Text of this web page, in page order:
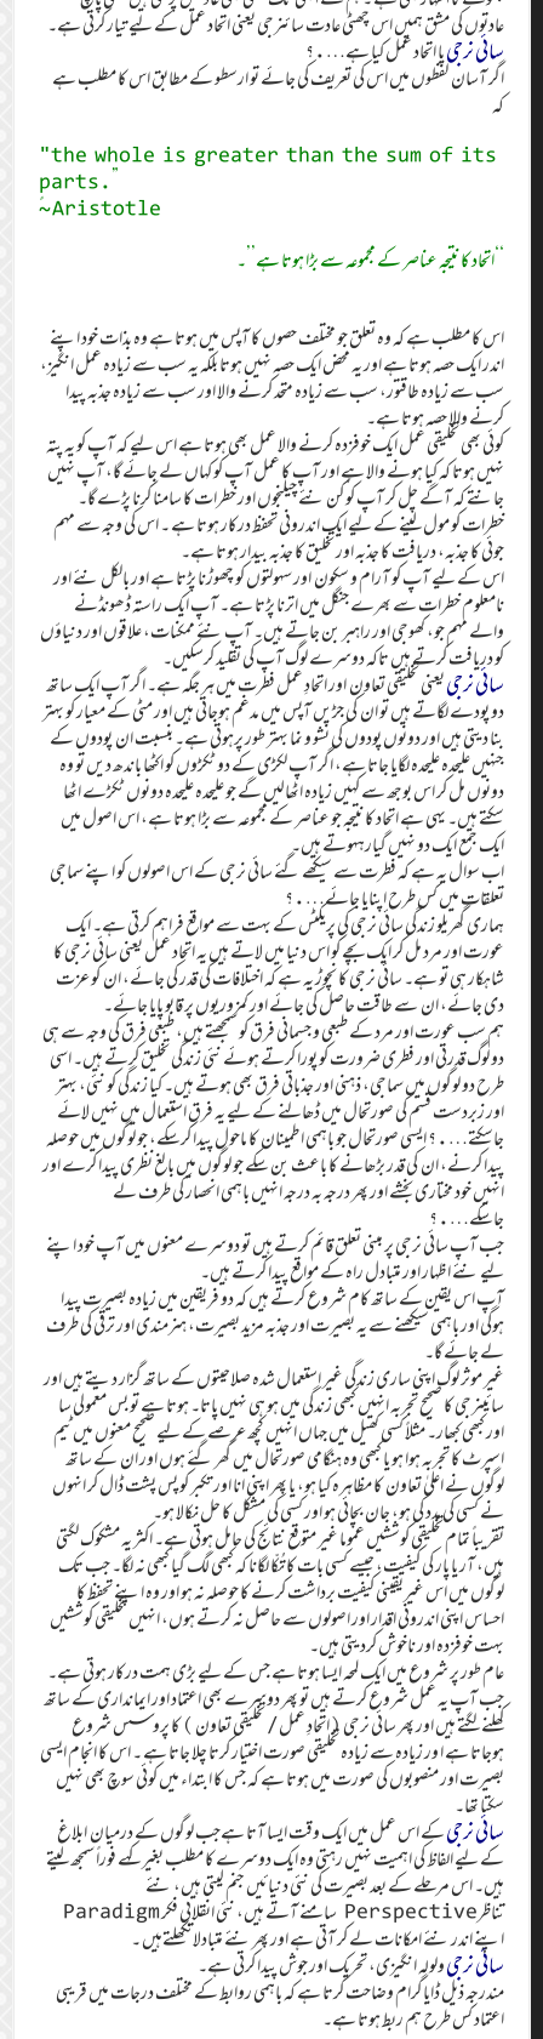
عادتوں کی مشق ہمیں اس چھٹی عادت سائنرجی یعنی اتحاد عمل کے لیے تیار کرتی ہے۔
سائی نرجییا اتحاد عمل کیا ہے….؟
اگر آسان لفظوں میں اس کی تعریف کی جائے تو ارسطو کے مطابق اس کا مطلب ہے
کہ
"the whole is greater than the sum of its
parts.”
~ً Aristotle
‘‘اتحاد کا نتیجہ عناصر کے مجموعہ سے بڑا ہوتا ہے’’۔
اس کا مطلب ہے کہ وہ تعلق جو مختلف حصوں کا آپس میں ہوتا ہے وہ بذات خود اپنے
اندر ایک حصہ ہوتا ہے اور یہ محض ایک حصہ نہیں ہوتا بلکہ یہ سب سے زیادہ عمل انگیز،
سب سے زیادہ طاقتور، سب سے زیادہ متحد کرنے والا اور سب سے زیادہ جذبہ پیدا
کرنے والا حصہ ہوتا ہے۔
کوئی بھی تخلیقی عمل ایک خوفزدہ کرنے والا عمل بھی ہوتا ہے اس لیے کہ آپ کو یہ پتہ
نہیں ہوتا کہ کیا ہونے والا ہے اور آپ کا عمل آپ کو کہاں لے جائے گا، آپ نہیں
جانتے کہ آگے چل کر آپ کو کن نئے چیلنجوں اور خطرات کا سامنا کرنا پڑے گا۔
خطرات کو مول لینے کے لیے ایک اندرونی تحفظ درکار ہوتا ہے ۔ اس کی وجہ سے مہم
جوئی کا جذبہ، دریافت کا جذبہ اور تخلیق کا جذبہ بیدار ہوتا ہے۔
اس کے لیے آپ کو آرام و سکون اور سہولتوں کو چھوڑنا پڑتا ہے اور بالکل نئے اور
نامعلوم خطرات سے بھرے جنگل میں اترنا پڑتا ہے۔ آپ ایک راستہ ڈھونڈنے
والے مہم جو، کھوجی اور راہبر بن جاتے ہیں۔ آپ نئے ممکنات، علاقوں اور دنیاؤں
کو دریافت کرتے ہیں تاکہ دوسرے لوگ آپ کی تقلید کرسکیں۔
سائی نرجییعنی تخلیقی تعاون اور اتحادِ عمل فطرت میں ہر جگہ ہے۔ اگر آپ ایک ساتھ
دو پودے لگاتے ہیں تو ان کی جڑیں آپس میں مدغم ہوجاتی ہیں اور مٹی کے معیار کو بہتر
بنا دیتی ہیں اور دونوں پودوں کی نشو و نما بہتر طور پرہوتی ہے۔ بنسبت ان پودوں کے
جنہیں علیحدہ علیحدہ لگایا جاتا ہے، اگر آپ لکڑی کے دو ٹکڑوں کو اکٹھا باندھ دیں تو وہ
دونوں مل کر اس بوجھ سے کہیں زیادہ اٹھالیں گے جو علیحدہ علیحدہ دونوں ٹکڑے اٹھا
سکتے ہیں۔ یہی ہے اتحاد کا نتیجہ جو عناصر کے مجموعہ سے بڑا ہوتا ہے، اس اصول میں
ایک جمع ایک دو نہیں گیارہہوتے ہیں۔
اب سوال یہ ہے کہ فطرت سے سیکھے گئے سائی نرجی کے اس اصولوں کو اپنے سماجی
تعلقات میں کس طرح اپنایا جائے….؟
ہماری گھریلو زندگی سائی نرجی کی پریکٹس کے بہت سے مواقع فراہم کرتی ہے۔ ایک
عورت اور مرد مل کر ایک بچے کو اس دنیا میں لاتے ہیں یہ اتحاد عمل یعنی سائی نرجی کا
شاہکار ہی تو ہے۔ سائی نرجی کا نچوڑ یہ ہے کہ اختلافات کی قدر کی جائے، ان کو عزت
دی جائے، ان سے طاقت حاصل کی جائے اور کمزوریوں پر قابو پایا جائے۔
ہم سب عورت اور مرد کے طبعی و جسمانی فرق کو سمجھتے ہیں، طبعی فرق کی وجہ سے ہی
دو لوگ قدرتی اور فطری ضرورت کو پورا کرتے ہوئے نئی زندگی تخلیق کرتے ہیں۔ اسی
طرح دو لوگوں میں سماجی، ذہنی اور جذباتی فرق بھی ہوتے ہیں۔ کیا زندگی کو نئی، بہتر
اور زبردست قسم کی صورتحال میں ڈھالنے کے لیے یہ فرق استعمال میں نہیں لائے
جاسکتے….؟ ایسی صورتحال جو باہمی اطمینان کا ماحول پیدا کرسکے، جو لوگوں میں حوصلہ
پیدا کرنے، ان کی قدر بڑھانے کا باعث بن سکے جو لوگوں میں بالغ نظری پیدا کرے اور
انہیں خود مختاری بخشے اور پھر درجہ بہ درجہ انہیں باہمی انحصار کی طرف لے
جاسکے….؟
جب آپ سائی نرجی پر مبنی تعلق قائم کرتے ہیں تو دوسرے معنوں میں آپ خود اپنے
لیے نئے اظہار اور متبادل راہ کے مواقع پیدا کرتے ہیں۔
آپ اس یقین کے ساتھ کام شروع کرتے ہیں کہ دو فریقین میں زیادہ بصیرت پیدا
ہوگی اور باہمی سیکھنے سے یہ بصیرت اور جذبہ مزید بصیرت، ہنرمندی اور ترقی کی طرف
لے جائے گا۔
غیر موثر لوگ اپنی ساری زندگی غیر استعمال شدہ صلاحیتوں کے ساتھ گزار دیتے ہیں اور
سائینرجی کا صحیح تجربہ انہیں کبھی زندگی میں ہو ہی نہیں پاتا۔ ہوتا ہے تو بس معمولی سا
اور کبھی کبھار۔ مثلاً کسی کھیل میں جہاں انہیں کچھ عرصے کے لیے صحیح معنوں میں ٹیم
اسپرٹ کا تجربہ ہوا ہو یا کبھی وہ ہنگامی صورتحال میں گھر گئے ہوں اور ان کے ساتھ
لوگوں نے اعلیٰ تعاون کا مظاہرہ کیا ہو، یا پھر اپنی انا اور تکبر کو پس پشت ڈال کر انہوں
نے کسی کی مدد کی ہو، جان بچائی ہو اور کسی کی مشکل کا حل نکالا ہو۔
تقریباً تمام تخلیقی کوششیں عموما غیر متوقع نتائج کی حامل ہوتی ہے۔ اکثر یہ مشکوک لگتی
ہیں، آر یا پار کی کیفیت، جیسے کسی بات کا تُکّا لگانا کہ کبھی لگ گیا کبھی نہ لگا۔ جب تک
لوگوں میں اس غیریقینی کیفیت برداشت کرنے کا حوصلہ نہ ہو اور وہ اپنے تحفظ کا
احساس اپنی اندرونی اقدار اور اصولوں سے حاصل نہ کرتے ہوں، انہیں تخلیقی کوششیں
بہت خوفزدہ اور ناخوش کردیتی ہیں۔
عام طور پر شروع میں ایک لمحہ ایسا ہوتا ہے جس کے لیے بڑی ہمت درکار ہوتی ہے۔
جب آپ یہ عمل شروع کرتے ہیں تو پھر دوسرے بھی اعتماد اور ایمانداری کے ساتھ
کھلنے لگتے ہیں اور پھر سائی نرجی (اتحادِ عمل/ تخلیقی تعاون) کا پروسس شروع
ہوجاتا ہے ا ور زیادہ سے زیادہ تخلیقی صورت اختیار کرتا چلا جاتا ہے ۔ اس کا انجام ایسی
بصیرت اور منصوبوں کی صورت میں ہوتا ہے کہ جس کا ابتداء میں کوئی سوچ بھی نہیں
سکتا تھا۔
سائی نرجیکے اس عمل میں ایک وقت ایسا آتا ہےجب لوگوں کے درمیان ابلاغ
کے لیے الفاظ کی اہمیت نہیں رہتی وہ ایک دوسرے کا مطلب بغیر کہے فوراً سمجھ لیتے
ہیں۔ اس مرحلے کے بعد بصیرت کی نئی دنیائیں جنم لیتی ہیں، نئے
تناظرPerspective سامنے آتے ہیں، نئی انقلابی فکر Paradigm
اپنے اندر نئے امکانات لے کر آتی ہے اور پھر نئے متبادلاتکھلتےہیں ۔
سائی نرجیولولہ انگیزی، تحریک اور جوش پیدا کرتی ہے۔
مندرجہ ذیل ڈایاگرام وضاحت کرتا ہے کہ باہمی روابط کے مختلف درجات میں قریبی
اعتماد کس طرح ہم ربط ہوتا ہے۔